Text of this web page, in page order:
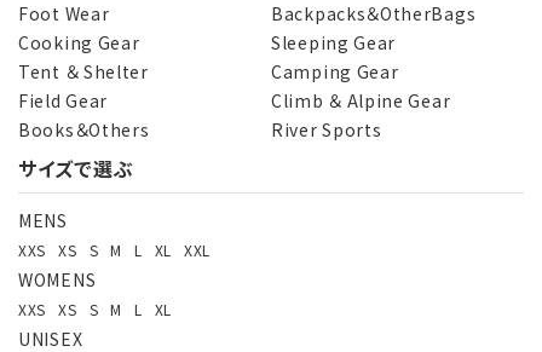
カテゴリー
検索する
Foot Wear
Backpacks＆OtherBags
Cooking Gear
Sleeping Gear
Tent ＆ Shelter
Camping Gear
Field Gear
Climb ＆ Alpine Gear
Books＆Others
River Sports
サイズで選ぶ
MENS
XXS XS S M L XL XXL
WOMENS
XXS XS S M L XL
UNISEX